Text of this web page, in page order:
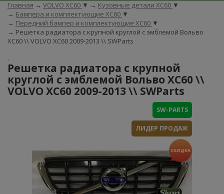
Главная → VOLVO XC60 ▼ → Кузовные детали XC60 ▼
→ Бампера и комплектующие XC60 ▼
→ Передний бампер и комплектующие XC60 ▼
→ Решетка радиатора c крупной круглой с эмблемой Вольво
XC60 \\ VOLVO XC60 2009-2013 \\ SWParts
.
Решетка радиатора c крупной
круглой с эмблемой Вольво XC60 \\
VOLVO XC60 2009-2013 \\ SWParts
SW-PARTS
ЛИДЕР ПРОДАЖ
СКИДКА